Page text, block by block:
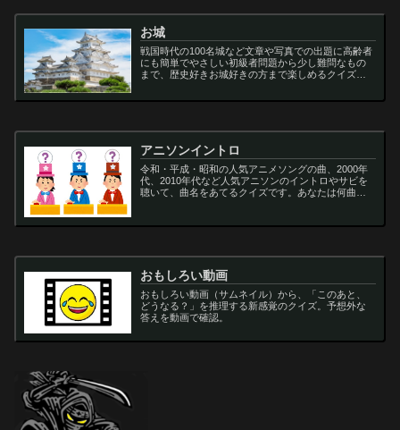
お城
戦国時代の100名城など文章や写真での出題に高齢者
にも簡単でやさしい初級者問題から少し難問なもの
まで、歴史好きお城好きの方まで楽しめるクイズで
アニソンイントロ
令和・平成・昭和の人気アニメソングの曲、2000年
代、2010年代など人気アニソンのイントロやサビを
聴いて、曲名をあてるクイズです。あなたは何曲わ
おもしろい動画
おもしろい動画（サムネイル）から、「このあと、
どうなる？」を推理する新感覚のクイズ。予想外な
答えを動画で確認。